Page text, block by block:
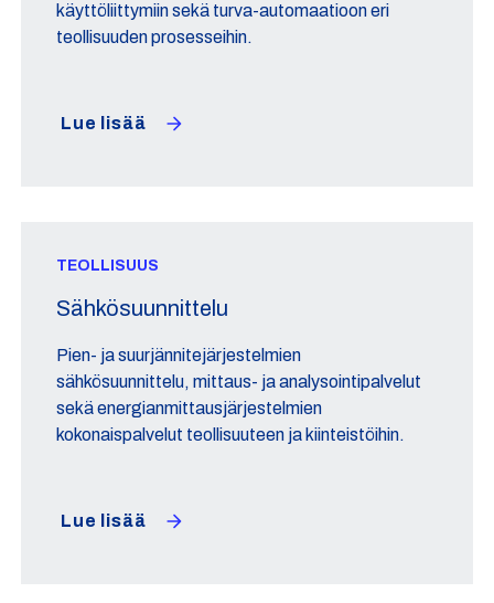
käyttöliittymiin sekä turva-automaatioon eri
teollisuuden prosesseihin.
Lue lisää
TEOLLISUUS
Sähkösuunnittelu
Pien- ja suurjännitejärjestelmien
sähkösuunnittelu, mittaus- ja analysointipalvelut
sekä energianmittausjärjestelmien
kokonaispalvelut teollisuuteen ja kiinteistöihin.
Lue lisää